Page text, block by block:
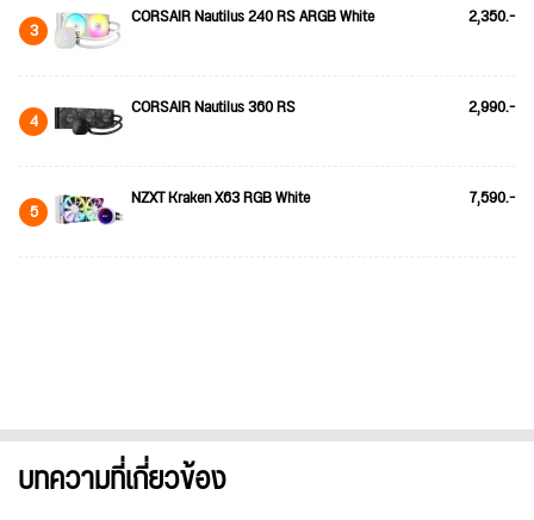
3 CORSAIR Nautilus 240 RS ARGB White 2,350.-
4 CORSAIR Nautilus 360 RS 2,990.-
5 NZXT Kraken X63 RGB White 7,590.-
บทความที่เกี่ยวข้อง